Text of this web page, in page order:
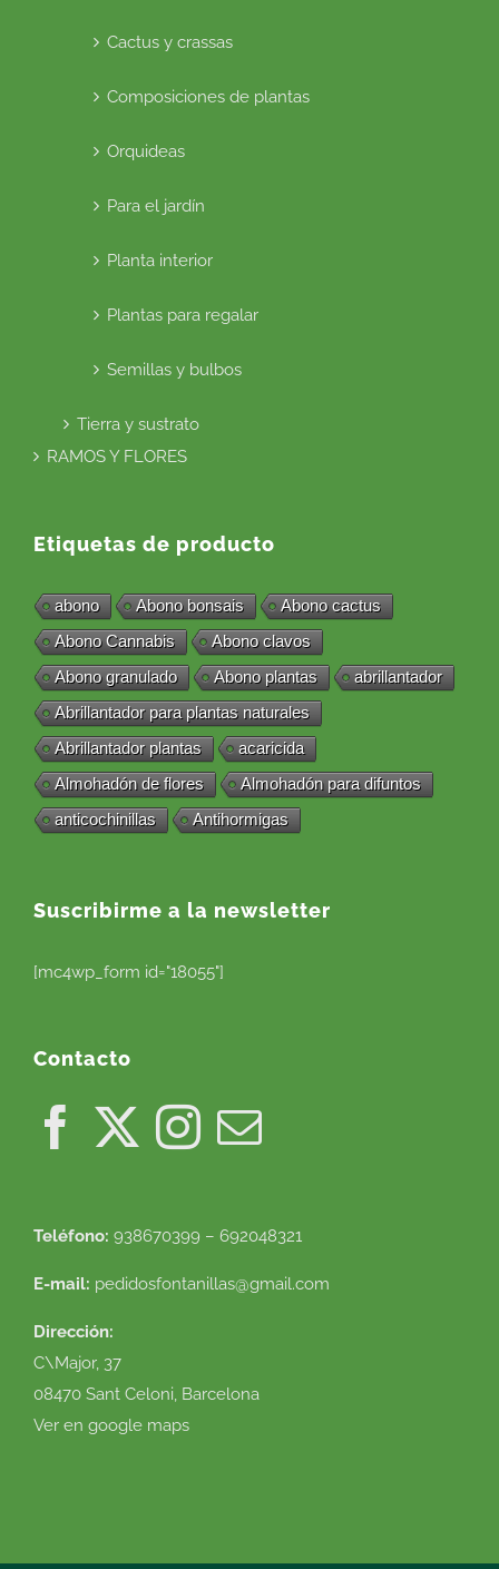
Cactus y crassas
Composiciones de plantas
Orquideas
Para el jardín
Planta interior
Plantas para regalar
Semillas y bulbos
Tierra y sustrato
RAMOS Y FLORES
Etiquetas de producto
abono Abono bonsais
Abono cactus
Abono Cannabis
Abono clavos
Abono granulado
Abono plantas
abrillantador
Abrillantador para plantas naturales
Abrillantador plantas
acaricida
Almohadón de flores
Almohadón para difuntos
anticochinillas
Antihormigas
Suscribirme a la newsletter
[mc4wp_form id="18055"]
Contacto
Teléfono: 938670399 – 692048321
E-mail: pedidosfontanillas@gmail.com
Dirección:
C\Major, 37
08470 Sant Celoni, Barcelona
Ver en google maps